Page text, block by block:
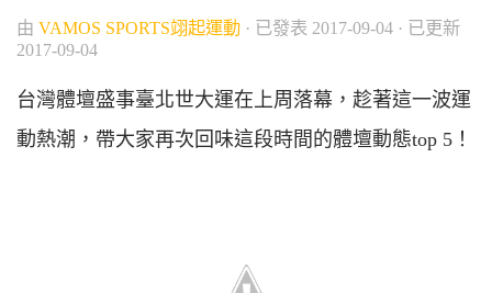
由 VAMOS SPORTS翊起運動 · 已發表 2017-09-04 · 已更新
2017-09-04
台灣體壇盛事臺北世大運在上周落幕，趁著這一波運
動熱潮，帶大家再次回味這段時間的體壇動態top 5！